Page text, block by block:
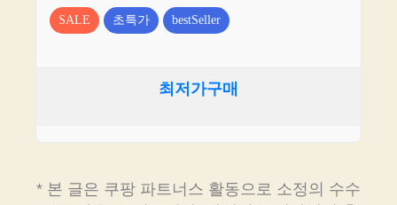
SALE 초특가 bestSeller
최저가구매
* 본 글은 쿠팡 파트너스 활동으로 소정의 수수